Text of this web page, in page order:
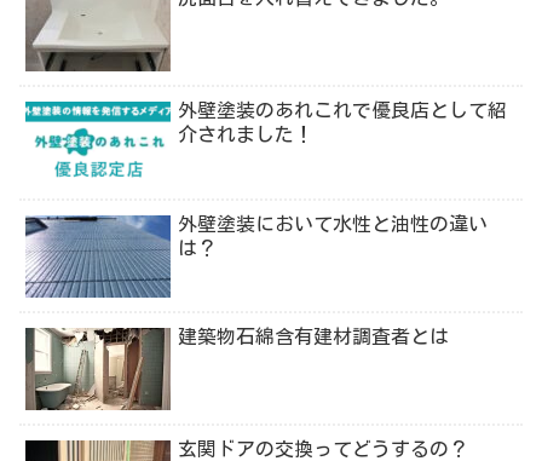
外壁塗装のあれこれで優良店として紹
介されました！
外壁塗装において水性と油性の違い
は？
建築物石綿含有建材調査者とは
玄関ドアの交換ってどうするの？